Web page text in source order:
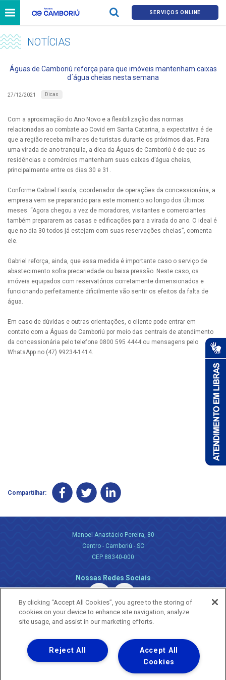
SERVIÇOS ONLINE
NOTÍCIAS
Águas de Camboriú reforça para que imóveis mantenham caixas
d´água cheias nesta semana
27/12/2021 Dicas
Com a aproximação do Ano Novo e a flexibilização das normas
relacionadas ao combate ao Covid em Santa Catarina, a expectativa é de
que a região receba milhares de turistas durante os próximos dias. Para
uma virada de ano tranquila, a dica da Águas de Camboriú é de que as
residências e comércios mantenham suas caixas d’água cheias,
principalmente entre os dias 30 e 31.
Conforme Gabriel Fasola, coordenador de operações da concessionária, a
empresa vem se preparando para este momento ao longo dos últimos
meses. “Agora chegou a vez de moradores, visitantes e comerciantes
também prepararem as casas e edificações para a virada do ano. O ideal é
que no dia 30 todos já estejam com suas reservações cheias”, comenta
ele.
Gabriel reforça, ainda, que essa medida é importante caso o serviço de
abastecimento sofra precariedade ou baixa pressão. Neste caso, os
imóveis equipados com reservatórios corretamente dimensionados e
funcionando perfeitamente dificilmente vão sentir os efeitos da falta de
água.
Em caso de dúvidas e outras orientações, o cliente pode entrar em
contato com a Águas de Camboriú por meio das centrais de atendimento
da concessionária pelo telefone 0800 595 4444 ou mensagens pelo
WhatsApp no (47) 99234-1414.
Compartilhar:
Manoel Anastácio Pereira, 80
Centro - Camboriú - SC
CEP 88340-000
Nossas Redes Sociais
Uma empresa
Copyright ® 2026 - Todos os Direitos Reservados.
Nossa natureza movimenta a vida
By clicking “Accept All Cookies”, you agree to the storing of
cookies on your device to enhance site navigation, analyze
site usage, and assist in our marketing efforts.
Accept All
Cookies
Reject All